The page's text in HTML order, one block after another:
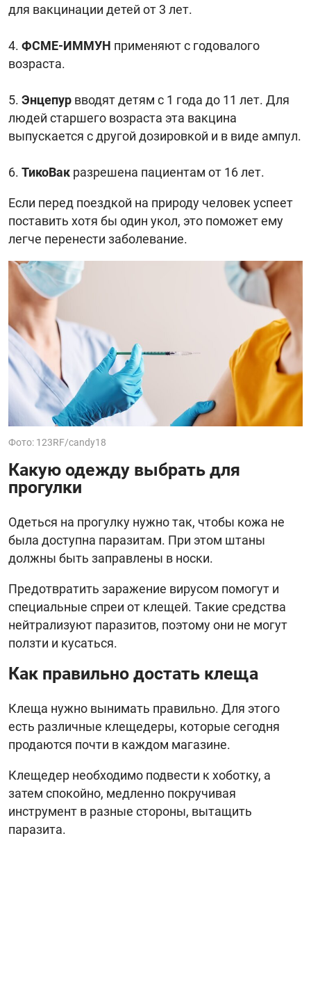
для вакцинации детей от 3 лет.
ФСМЕ-ИММУН применяют с годовалого
возраста.
Энцепур вводят детям с 1 года до 11 лет. Для
людей старшего возраста эта вакцина
выпускается с другой дозировкой и в виде ампул.
ТикоВак разрешена пациентам от 16 лет.
Если перед поездкой на природу человек успеет
поставить хотя бы один укол, это поможет ему
легче перенести заболевание.
Фото: 123RF/candy18
Какую одежду выбрать для
прогулки
Одеться на прогулку нужно так, чтобы кожа не
была доступна паразитам. При этом штаны
должны быть заправлены в носки.
Предотвратить заражение вирусом помогут и
специальные спреи от клещей. Такие средства
нейтрализуют паразитов, поэтому они не могут
ползти и кусаться.
Как правильно достать клеща
Клеща нужно вынимать правильно. Для этого
есть различные клещедеры, которые сегодня
продаются почти в каждом магазине.
Клещедер необходимо подвести к хоботку, а
затем спокойно, медленно покручивая
инструмент в разные стороны, вытащить
паразита.